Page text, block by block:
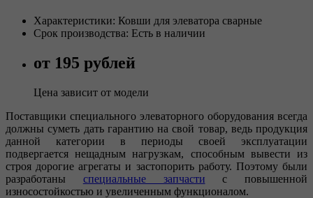
Характеристики: Ковши для элеватора сварные
Срок производства: Есть в наличии
от 195 рублей
Цена зависит от модели
Поставщики специального элеваторного оборудования всегда
должны суметь дать гарантию на свой товар, ведь продукция
данной категории в периоды своей эксплуатации
подвергается нещадным нагрузкам, способным вывести из
строя дорогие агрегаты и застопорить работу. Поэтому были
разработаны специальные запчасти с повышенной
износостойкостью и увеличенным функционалом.